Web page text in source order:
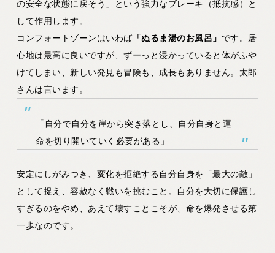
の安全な状態に戻そう」という強力なブレーキ（抵抗感）と
して作用します。
コンフォートゾーンはいわば「ぬるま湯のお風呂」 です。居
心地は最高に良いですが、ずーっと浸かっていると体がふや
けてしまい、新しい発見も冒険も、成長もありません。太郎
さんは言います。
「自分で自分を崖から突き落とし、自分自身と運
命を切り開いていく必要がある」
安定にしがみつき、変化を拒絶する自分自身を「最大の敵」
として捉え、容赦なく戦いを挑むこと。自分を大切に保護し
すぎるのをやめ、あえて壊すことこそが、命を爆発させる第
一歩なのです。